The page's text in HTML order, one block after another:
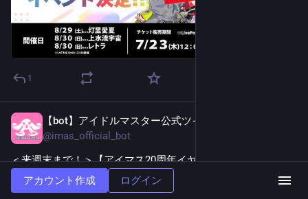
1
【bot】アイドルマスター公式ツイッター
@imas_official_bot
＜来週末まで！＞【アイマス20周年イヤー】⫸ #アイマス
IWSF2026 ⫷ 開催記念グッズの受注は来週末8月16日(日)ま
で！！カードフォリオ IWSF2026 プレミアムパックも数量限
アカウント作成 ログイン